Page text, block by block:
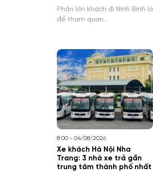
Phần lớn khách đi Ninh Bình là
để tham quan…
8:00 - 04/08/2026
Xe khách Hà Nội Nha
Trang: 3 nhà xe trả gần
trung tâm thành phố nhất